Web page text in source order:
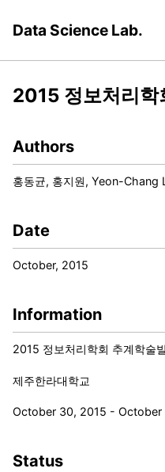
Data Science Lab.
2015 정보처리학
Authors
홍동균, 홍지원, Yeon-Chang
Date
October, 2015
Information
2015 정보처리학회 추계학술
제주한라대학교
October 30, 2015 - October
Status